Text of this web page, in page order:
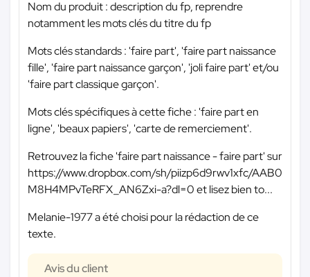
Nom du produit : description du fp, reprendre
notamment les mots clés du titre du fp
Mots clés standards : 'faire part', 'faire part naissance
fille', 'faire part naissance garçon', 'joli faire part' et/ou
'faire part classique garçon'.
Mots clés spécifiques à cette fiche : 'faire part en
ligne', 'beaux papiers', 'carte de remerciement'.
Retrouvez la fiche 'faire part naissance - faire part' sur
https://www.dropbox.com/sh/piizp6d9rwv1xfc/AAB0
M8H4MPvTeRFX_AN6Zxi-a?dl=0 et lisez bien to...
Melanie-1977 a été choisi pour la rédaction de ce
texte.
Avis du client